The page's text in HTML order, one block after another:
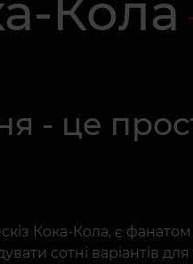
Кола
- це
Кока-Кола, є
сотні варіантів